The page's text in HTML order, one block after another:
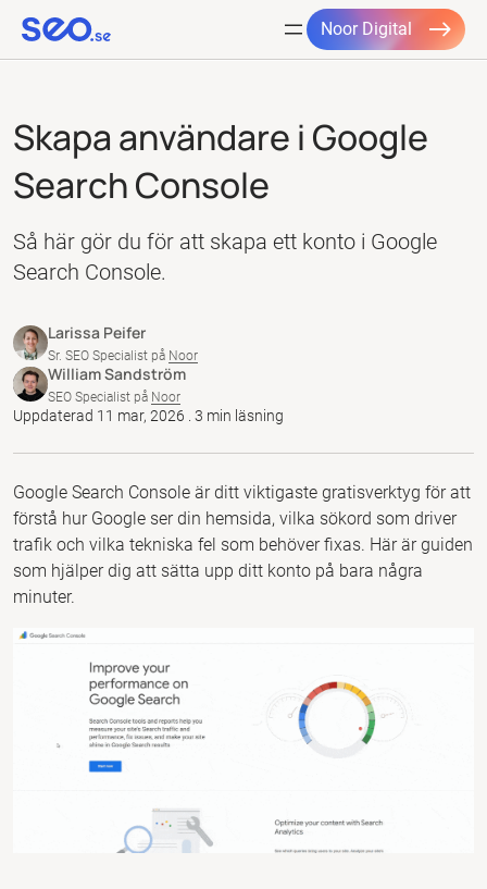
innehåll
Noor Digital
Skapa användare i Google
Search Console
Så här gör du för att skapa ett konto i Google
Search Console.
Larissa Peifer
Sr. SEO Specialist på Noor
William Sandström
SEO Specialist på Noor
Uppdaterad 11 mar, 2026 . 3 min läsning
Google Search Console är ditt viktigaste gratisverktyg för att
förstå hur Google ser din hemsida, vilka sökord som driver
trafik och vilka tekniska fel som behöver fixas. Här är guiden
som hjälper dig att sätta upp ditt konto på bara några
minuter.